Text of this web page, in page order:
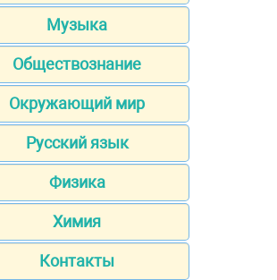
Музыка
Обществознание
Окружающий мир
Русский язык
Физика
Химия
Контакты